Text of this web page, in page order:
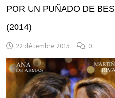
POR UN PUÑADO DE
(2014)
22 décembre 2015 0